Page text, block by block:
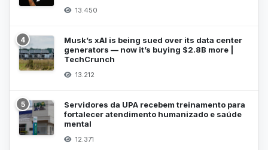
13.450
4
Musk’s xAI is being sued over its data center
generators — now it’s buying $2.8B more |
TechCrunch
13.212
5
Servidores da UPA recebem treinamento para
fortalecer atendimento humanizado e saúde
mental
12.371